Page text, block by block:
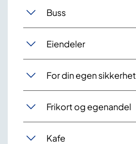
Buss
Eiendeler
For din egen sikkerhet
Frikort og egenandel
Kafe